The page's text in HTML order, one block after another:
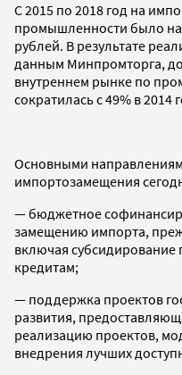
С 2015 по 2018 год на
промышленности было
рублей. В результате
данным Минпромторга,
внутреннем рынке по
сократилась с 49% в 2014
Основными
импортозамещения
— бюджетное
замещению импорта,
включая субсидирование
кредитам;
— поддержка проектов
развития,
реализацию проектов,
внедрения лучших